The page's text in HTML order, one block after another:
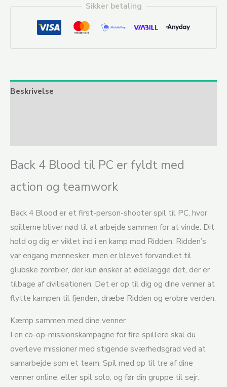
Sikker betaling
Beskrivelse
Back 4 Blood til PC er fyldt med
action og teamwork
Back 4 Blood er et first-person-shooter spil til PC, hvor
spillerne bliver nød til at arbejde sammen for at vinde. Dit
hold og dig er viklet ind i en kamp mod Ridden. Ridden’s
var engang mennesker, men er blevet forvandlet til
glubske zombier, der kun ønsker at ødelægge det, der er
tilbage af civilisationen. Det er op til dig og dine venner at
flytte kampen til fjenden, dræbe Ridden og erobre verden.
Kæmp sammen med dine venner
I en co-op-missionskampagne for fire spillere skal du
overleve missioner med stigende sværhedsgrad ved at
samarbejde som et team. Spil med op til tre af dine
venner online, eller spil solo, og før din gruppe til sejr.